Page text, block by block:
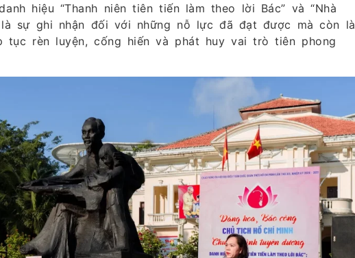
hiệu “Thanh niên tiên tiến làm theo lời Bác” và “Nhà
sự ghi nhận đối với những nỗ lực đã đạt được mà còn là
tục rèn luyện, cống hiến và phát huy vai trò tiên phong